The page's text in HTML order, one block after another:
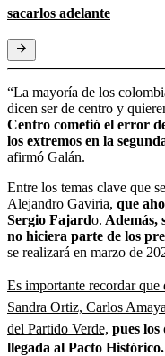
sacarlos adelante
“La mayoría de los
dicen ser de centro y
Centro cometió el error
los extremos en la
afirmó Galán.
Entre los temas clave que
Alejandro Gaviria, que
Sergio Fajardo. Además,
no hiciera parte de los
se realizará en marzo de
Es importante recordar que
Sandra Ortiz, Carlos
del Partido Verde, pues los
llegada al Pacto Histórico.